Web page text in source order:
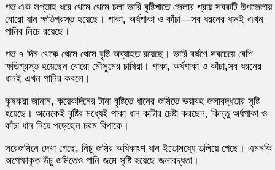
গত এক সপ্তাহ ধরে থেমে থেমে চলা ভারি বৃষ্টিপাতে জেলার প্রায় সবকটি উপজেলায়
বোরো ধান ক্ষতিগ্রস্ত হয়েছে। পাকা, অর্ধপাকা ও কাঁচা—সব ধরনের ধানই এখন
পানির নিচে রয়েছে।
গত ৭ দিন থেকে থেমে থেমে বৃষ্টি অব্যাহত রয়েছে। ভারি বর্ষণে সবচেয়ে বেশি
ক্ষতিগ্রস্ত হয়েছেন বোরো মৌসুমের চাষিরা। পাকা, অর্ধপাকা ও কাঁচা,সব ধরনের
ধানই এখন পানির কবলে।
কৃষকরা জানান, কয়েকদিনের টানা বৃষ্টিতে ধানের জমিতে ভয়াবহ জলাবদ্ধতার সৃষ্টি
হয়েছে। অনেকেই বৃষ্টির মধ্যেই পাকা ধান কাটার চেষ্টা করছেন, কিন্তু অর্ধপাকা ও
কাঁচা ধান নিয়ে পড়েছেন চরম বিপাকে।
সরেজমিনে দেখা গেছে, নিচু জমির অধিকাংশ ধান ইতোমধ্যে তলিয়ে গেছে। এমনকি
অপেক্ষাকৃত উঁচু জমিতেও পানি জমে সৃষ্টি হয়েছে জলাবদ্ধতা।